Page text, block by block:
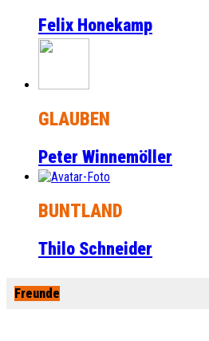
Felix Honekamp
GLAUBEN
Peter Winnemöller
BUNTLAND
Thilo Schneider
Freunde